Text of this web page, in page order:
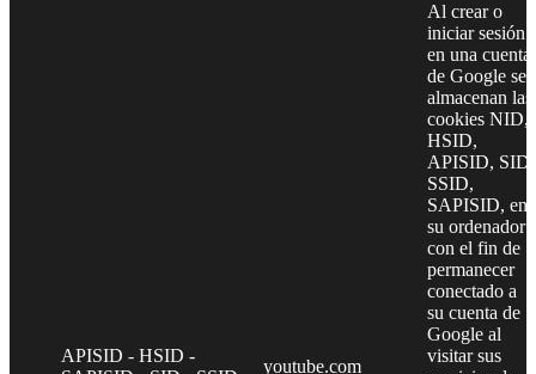
APISID - HSID -
youtube.com
Al crear o
iniciar sesión
en una cuenta
de Google se
almacenan las
cookies NID,
HSID,
APISID, SID,
SSID,
SAPISID, en
su ordenador
con el fin de
permanecer
conectado a
su cuenta de
Google al
visitar sus